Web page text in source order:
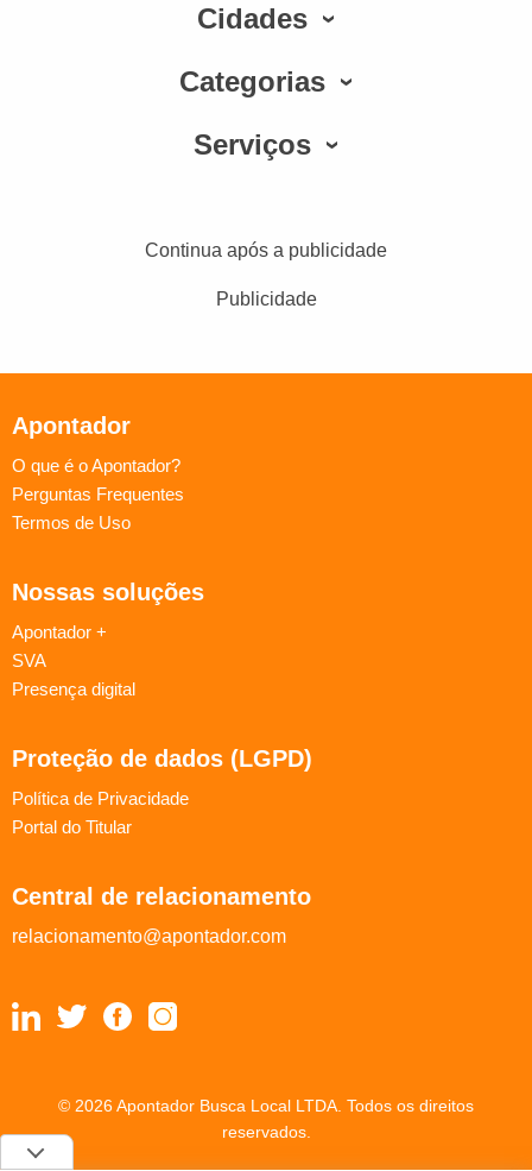
Cidades
Categorias
Serviços
Continua após a publicidade
Publicidade
Apontador
O que é o Apontador?
Perguntas Frequentes
Termos de Uso
Nossas soluções
Apontador +
SVA
Presença digital
Proteção de dados (LGPD)
Política de Privacidade
Portal do Titular
Central de relacionamento
relacionamento@apontador.com
© 2026 Apontador Busca Local LTDA. Todos os direitos
reservados.